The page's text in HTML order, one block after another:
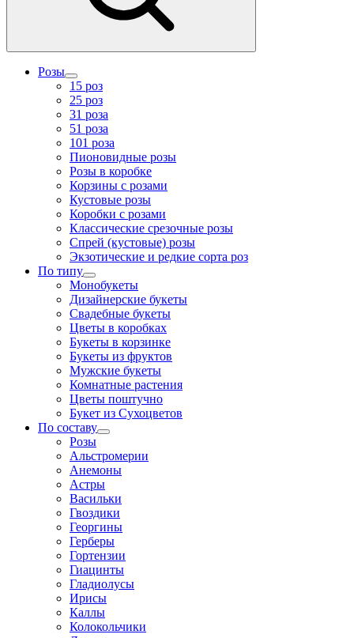
Розы
15 роз
25 роз
31 роза
51 роза
101 роза
Пионовидные розы
Розы в коробке
Корзины с розами
Кустовые розы
Коробки с розами
Классические срезочные розы
Спрей (кустовые) розы
Экзотические и редкие сорта роз
По типу
Монобукеты
Дизайнерские букеты
Свадебные букеты
Цветы в коробках
Букеты в корзинке
Букеты из фруктов
Мужские букеты
Комнатные растения
Цветы поштучно
Букет из Сухоцветов
По составу
Розы
Альстромерии
Анемоны
Астры
Васильки
Гвоздики
Георгины
Герберы
Гортензии
Гиацинты
Гладиолусы
Ирисы
Каллы
Колокольчики